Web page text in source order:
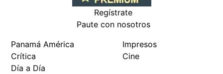
Regístrate
Paute con nosotros
Panamá América
Crítica
Día a Día
Impresos
Cine